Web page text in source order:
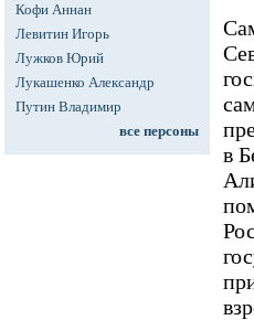
Кофи Аннан
Левитин Игорь
Лужков Юрий
Лукашенко Александр
Путин Владимир
все персоны
в